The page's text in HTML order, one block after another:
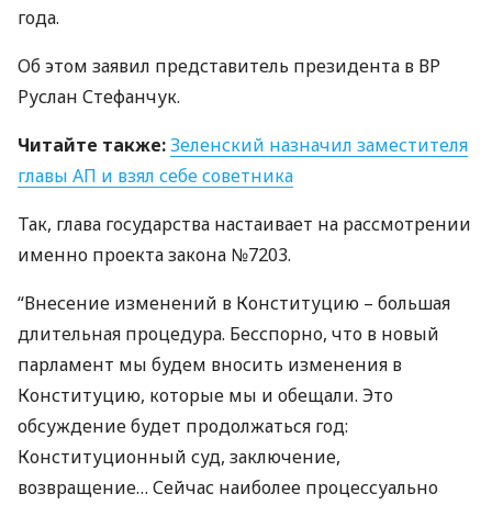
года.
Об этом заявил представитель президента в ВР
Руслан Стефанчук.
Читайте также:Зеленский назначил заместителя
главы АП и взял себе советника
Так, глава государства настаивает на рассмотрении
именно проекта закона №7203.
“Внесение изменений в Конституцию – большая
длительная процедура. Бесспорно, что в новый
парламент мы будем вносить изменения в
Конституцию, которые мы и обещали. Это
обсуждение будет продолжаться год:
Конституционный суд, заключение,
возвращение… Сейчас наиболее процессуально